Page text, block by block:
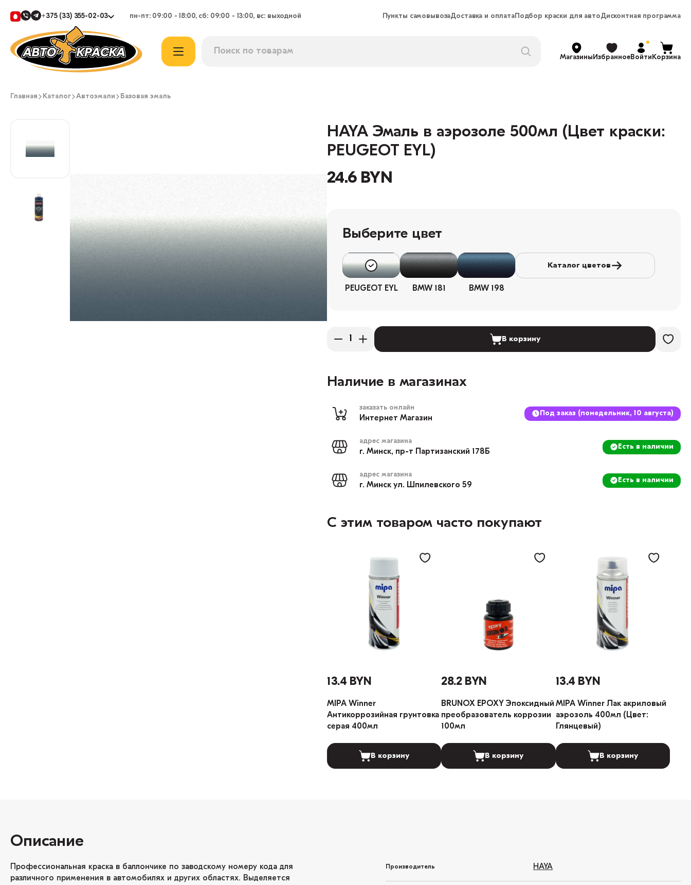
+375 (33) 355-02-03 пн-пт: 09:00 - 18:00, сб: 09:00 - 13:00, вс: выходной Пункты самовывозаДоставка и оплатаПодбор краски для автоДисконтная программа
МагазиныИзбранноеВойтиКорзина
Главная Каталог Автоэмали Базовая эмаль
HAYA Эмаль в аэрозоле 500мл (Цвет краски:
PEUGEOT EYL)
24.6 BYN
Выберите цвет
PEUGEOT EYL BMW 181 BMW 198
Каталог цветов
В корзину
Наличие в магазинах
заказать онлайн
Интернет Магазин
Под заказ (понедельник, 10 августа)
адрес магазина
г. Минск, пр-т Партизанский 178Б
Есть в наличии
адрес магазина
г. Минск ул. Шпилевского 59
Есть в наличии
С этим товаром часто покупают
13.4 BYN
MIPA Winner
Антикоррозийная грунтовка
серая 400мл
В корзину
28.2 BYN
BRUNOX EPOXY Эпоксидный
преобразователь коррозии
100мл
В корзину
13.4 BYN
MIPA Winner Лак акриловый
аэрозоль 400мл (Цвет:
Глянцевый)
В корзину
Описание
Профессиональная краска в баллончике по заводскому номеру кода для
различного применения в автомобилях и других областях. Выделяется
Производитель HAYA